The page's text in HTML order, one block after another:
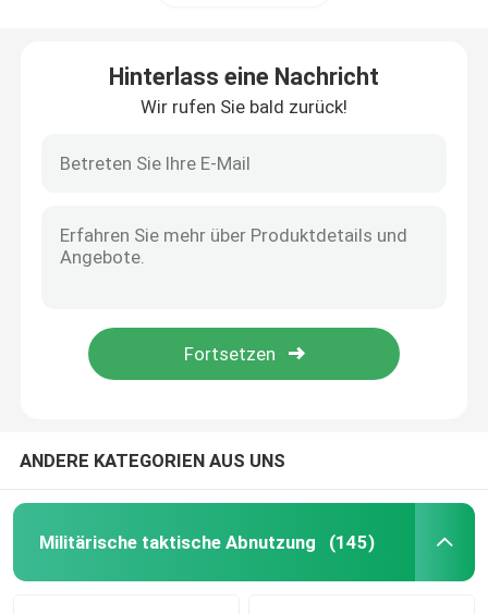
Hinterlass eine Nachricht
Wir rufen Sie bald zurück!
ANDERE KATEGORIEN AUS UNS
Militärische taktische Abnutzung (145)